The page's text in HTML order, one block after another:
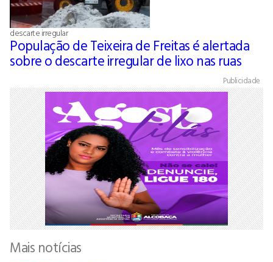
descarte irregular
População de Teixeira de Freitas é alertada
sobre o descarte irregular de lixo nas ruas
Publicidade
Mais notícias